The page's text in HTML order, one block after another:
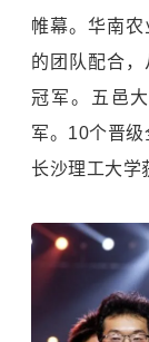
帷幕。华南
的团队配合
冠军。
五邑
军。10个晋级
长沙理工大学